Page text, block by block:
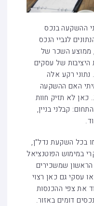
ההשקעה בנכס
לגביי הנכס
ממוצע השכר של
היציבות של עסקים
רקע אלה
האם ההשקעה
לא תזיק חוות
קבלני בניין,
בכל השקעת נדל"ן,
במימוש הפוטנציאל
שמשכירים
עסקי גם כאן רצוי
את צפי ההכנסות
דומים באזור.